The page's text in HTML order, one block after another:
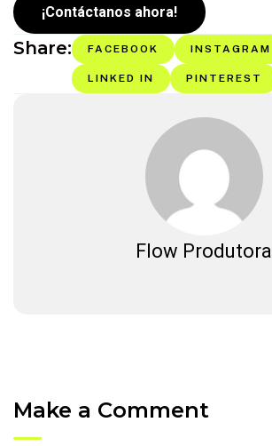
¡Contáctanos ahora!
Share: FACEBOOK INSTAGRAM
LINKED IN PINTEREST
Flow Produtora
Make a Comment